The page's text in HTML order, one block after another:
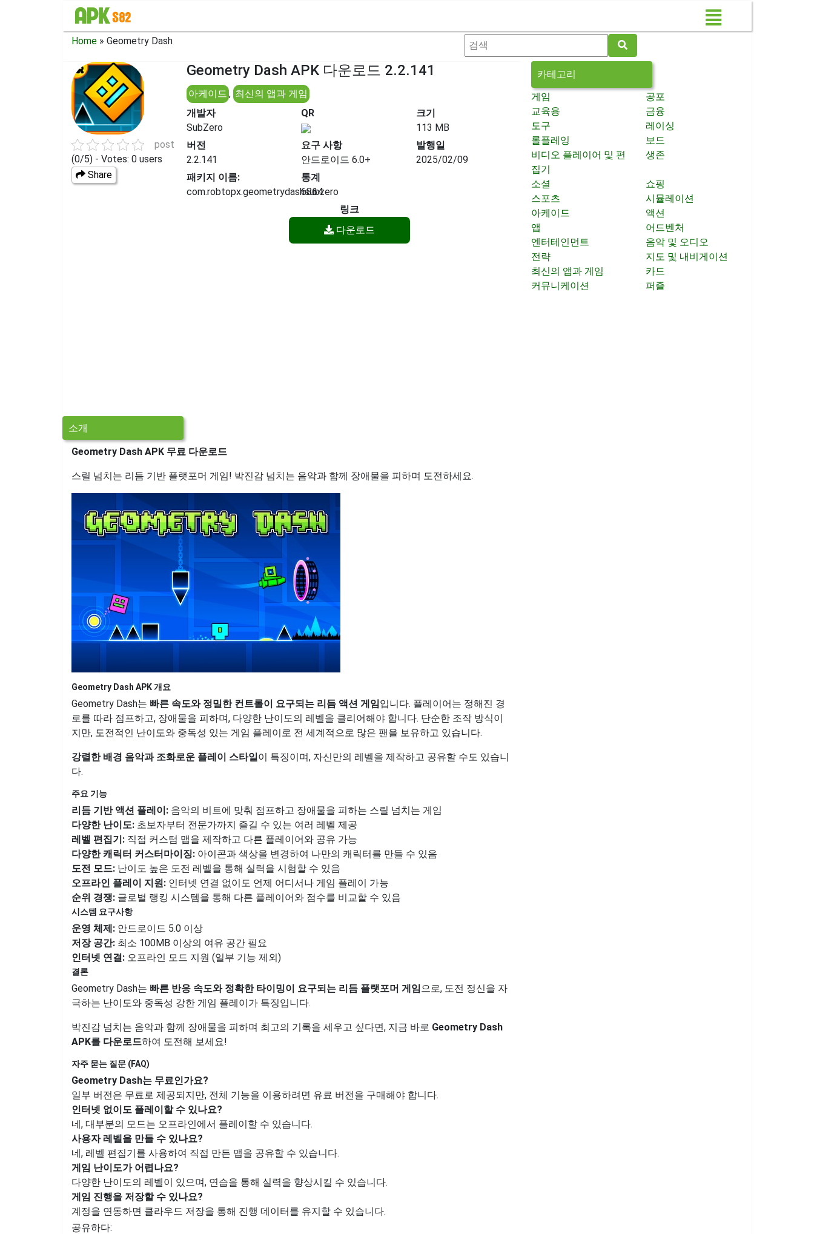
Home » Geometry Dash
post
(0/5) - Votes: 0 users
Share
Geometry Dash APK 다운로드 2.2.141
아케이드, 최신의 앱과 게임
개발자
SubZero
QR
크기
113 MB
버전
2.2.141
요구 사항
안드로이드 6.0+
발행일
2025/02/09
패키지 이름:
com.robtopx.geometrydashsubzero
통계
6864
링크
다운로드
소개
Geometry Dash APK 무료 다운로드
스릴 넘치는 리듬 기반 플랫포머 게임! 박진감 넘치는 음악과 함께 장애물을 피하며 도전하세요.
Geometry Dash APK 개요
Geometry Dash는 빠른 속도와 정밀한 컨트롤이 요구되는 리듬 액션 게임입니다. 플레이어는 정해진 경
로를 따라 점프하고, 장애물을 피하며, 다양한 난이도의 레벨을 클리어해야 합니다. 단순한 조작 방식이
지만, 도전적인 난이도와 중독성 있는 게임 플레이로 전 세계적으로 많은 팬을 보유하고 있습니다.
강렬한 배경 음악과 조화로운 플레이 스타일이 특징이며, 자신만의 레벨을 제작하고 공유할 수도 있습니
다.
주요 기능
리듬 기반 액션 플레이: 음악의 비트에 맞춰 점프하고 장애물을 피하는 스릴 넘치는 게임
다양한 난이도: 초보자부터 전문가까지 즐길 수 있는 여러 레벨 제공
레벨 편집기: 직접 커스텀 맵을 제작하고 다른 플레이어와 공유 가능
다양한 캐릭터 커스터마이징: 아이콘과 색상을 변경하여 나만의 캐릭터를 만들 수 있음
도전 모드: 난이도 높은 도전 레벨을 통해 실력을 시험할 수 있음
오프라인 플레이 지원: 인터넷 연결 없이도 언제 어디서나 게임 플레이 가능
순위 경쟁: 글로벌 랭킹 시스템을 통해 다른 플레이어와 점수를 비교할 수 있음
시스템 요구사항
운영 체제: 안드로이드 5.0 이상
저장 공간: 최소 100MB 이상의 여유 공간 필요
인터넷 연결: 오프라인 모드 지원 (일부 기능 제외)
결론
Geometry Dash는 빠른 반응 속도와 정확한 타이밍이 요구되는 리듬 플랫포머 게임으로, 도전 정신을 자
극하는 난이도와 중독성 강한 게임 플레이가 특징입니다.
박진감 넘치는 음악과 함께 장애물을 피하며 최고의 기록을 세우고 싶다면, 지금 바로 Geometry Dash
APK를 다운로드하여 도전해 보세요!
자주 묻는 질문 (FAQ)
Geometry Dash는 무료인가요?
일부 버전은 무료로 제공되지만, 전체 기능을 이용하려면 유료 버전을 구매해야 합니다.
인터넷 없이도 플레이할 수 있나요?
네, 대부분의 모드는 오프라인에서 플레이할 수 있습니다.
사용자 레벨을 만들 수 있나요?
네, 레벨 편집기를 사용하여 직접 만든 맵을 공유할 수 있습니다.
게임 난이도가 어렵나요?
다양한 난이도의 레벨이 있으며, 연습을 통해 실력을 향상시킬 수 있습니다.
게임 진행을 저장할 수 있나요?
계정을 연동하면 클라우드 저장을 통해 진행 데이터를 유지할 수 있습니다.
공유하다:
카테고리
게임
공포
교육용
금융
도구
레이싱
롤플레잉
보드
비디오 플레이어 및 편
집기
생존
소셜
쇼핑
스포츠
시뮬레이션
아케이드
액션
앱
어드벤처
엔터테인먼트
음악 및 오디오
전략
지도 및 내비게이션
최신의 앱과 게임
카드
커뮤니케이션
퍼즐